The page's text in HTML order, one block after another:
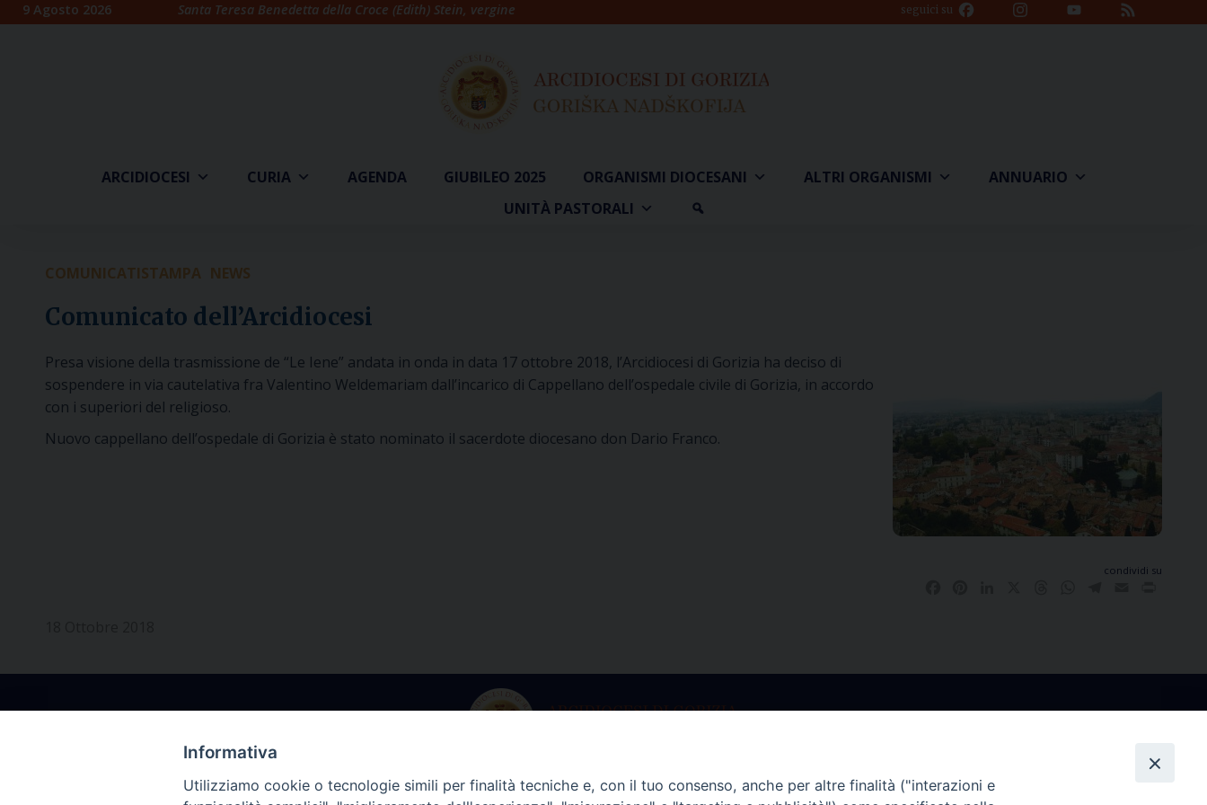
Skip9 Agosto 2026 Santa Teresa Benedetta della Croce (Edith) Stein, vergine seguici su Facebook InstagramYouTube
Channel
ARCIDIOCESI CURIA AGENDA GIUBILEO 2025 ORGANISMI DIOCESANI ALTRI ORGANISMI
ANNUARIO
UNITÀ PASTORALI
COMUNICATISTAMPA NEWS
Comunicato dell’Arcidiocesi
Presa visione della trasmissione de “Le Iene” andata in onda in data 17 ottobre 2018, l’Arcidiocesi di Gorizia ha deciso di
sospendere in via cautelativa fra Valentino Weldemariam dall’incarico di Cappellano dell’ospedale civile di Gorizia, in accordo
con i superiori del religioso.
Nuovo cappellano dell’ospedale di Gorizia è stato nominato il sacerdote diocesano don Dario Franco.
condividi su
Informativa
Utilizziamo cookie o tecnologie simili per finalità tecniche e, con il tuo consenso, anche per altre finalità ("interazioni e